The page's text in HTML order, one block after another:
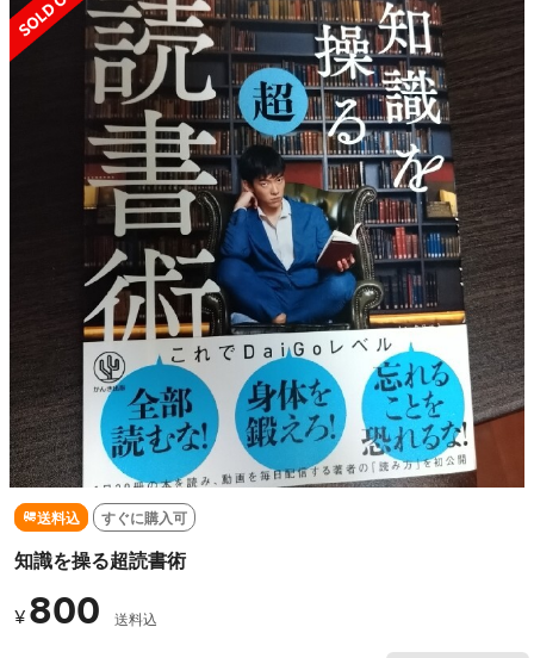
送料込 すぐに購入可
知識を操る超読書術
¥ 800 送料込